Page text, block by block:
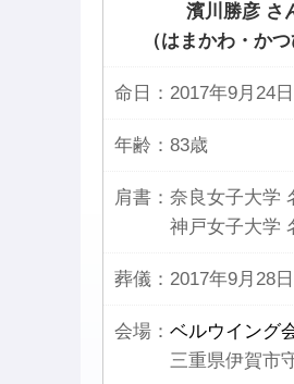
濱川勝彦 さ
（はまかわ・かつ
命日： 2017年9月24日
年齢： 83歳
肩書： 奈良女子大学
神戸女子大学
葬儀： 2017年9月28日
会場： ベルウイング
三重県伊賀市